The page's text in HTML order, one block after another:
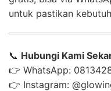
untuk pastikan
📞 Hubungi Kami
👉 WhatsApp:
👉 Instagram: